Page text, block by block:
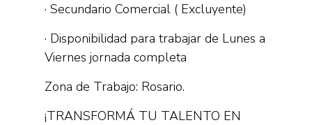
· Secundario Comercial ( Excluyente)
· Disponibilidad para trabajar de Lunes a
Viernes jornada completa
Zona de Trabajo: Rosario.
¡TRANSFORMÁ TU TALENTO EN